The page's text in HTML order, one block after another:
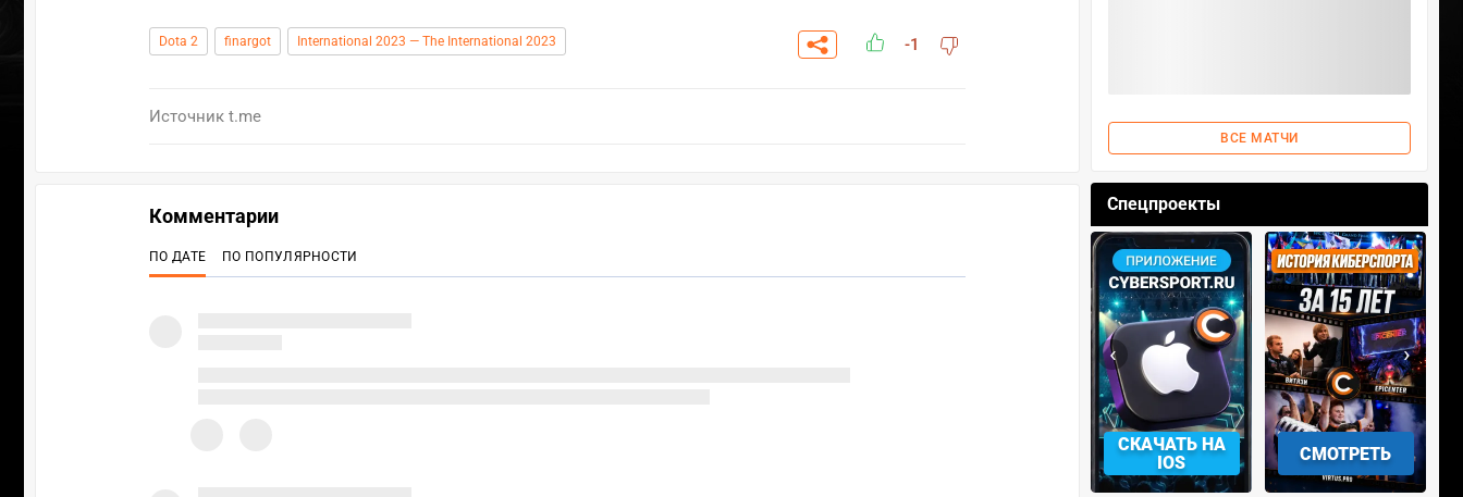
Dota 2 finargot International 2023 — The International 2023 -1
Источник t.me
ВСЕ МАТЧИ
Спецпроекты
СКАЧАТЬ НА
IOS
СМОТРЕТЬ
‹ ›
Комментарии
ПО ДАТЕ ПО ПОПУЛЯРНОСТИ